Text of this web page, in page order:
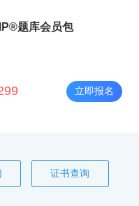
题库会员包
立即报名
证书查询